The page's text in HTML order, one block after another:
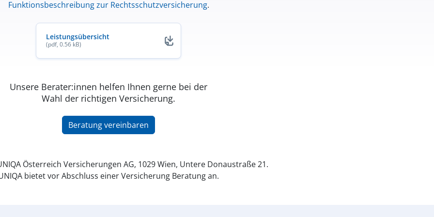
Funktionsbeschreibung zur Rechtsschutzversicherung.
Leistungsübersicht
(pdf, 0.56 kB)
Unsere Berater:innen helfen Ihnen gerne bei der
Wahl der richtigen Versicherung.
Beratung vereinbaren
Österreich Versicherungen AG, 1029 Wien, Untere Donaustraße 21.
bietet vor Abschluss einer Versicherung Beratung an.